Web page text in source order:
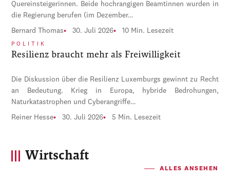
Quereinsteigerinnen. Beide hochrangigen Beamtinnen wurden in
die Regierung berufen (im Dezember…
Bernard Thomas 30. Juli 2026 10 Min. Lesezeit
POLITIK
Resilienz braucht mehr als Freiwilligkeit
Die Diskussion über die Resilienz Luxemburgs gewinnt zu Recht
an Bedeutung. Krieg in Europa, hybride Bedrohungen,
Naturkatastrophen und Cyberangriffe…
Reiner Hesse 30. Juli 2026 5 Min. Lesezeit
Wirtschaft
ALLES ANSEHEN